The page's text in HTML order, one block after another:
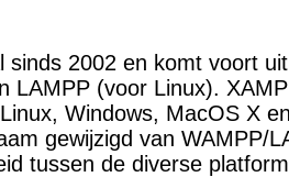
sinds 2002 en komt voort
LAMPP (voor Linux).
Windows, MacOS X
gewijzigd van WAMPP/
tussen de diverse